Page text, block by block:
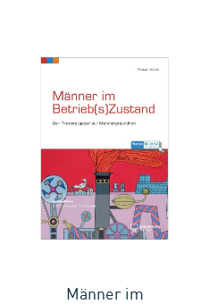
Männer im